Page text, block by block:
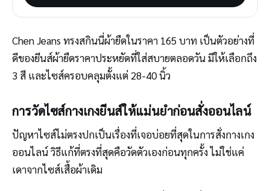
Chen Jeans ทรงสกินนี่ผ้ายืดในราคา 165 บาท เป็นตัวอย่างที่
ดีของยีนส์ผ้ายืดราคาประหยัดที่ใส่สบายตลอดวัน มีให้เลือกถึง
3 สี และไซส์ครอบคลุมตั้งแต่ 28-40 นิ้ว
การวัดไซส์กางเกงยีนส์ให้แม่นยำก่อนสั่งออนไลน์
ปัญหาไซส์ไม่ตรงปกเป็นเรื่องที่เจอบ่อยที่สุดในการสั่งกางเกง
ออนไลน์ วิธีแก้ที่ตรงที่สุดคือวัดตัวเองก่อนทุกครั้ง ไม่ใช่แค่
เดาจากไซส์เสื้อผ้าเดิม